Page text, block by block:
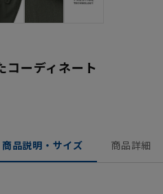
コーディネート
商品説明・サイズ 商品詳細